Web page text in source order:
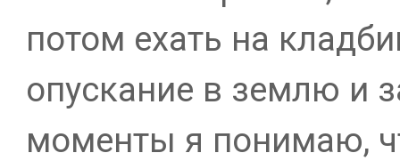
потом ехать на
опускание в землю и
моменты я понимаю,